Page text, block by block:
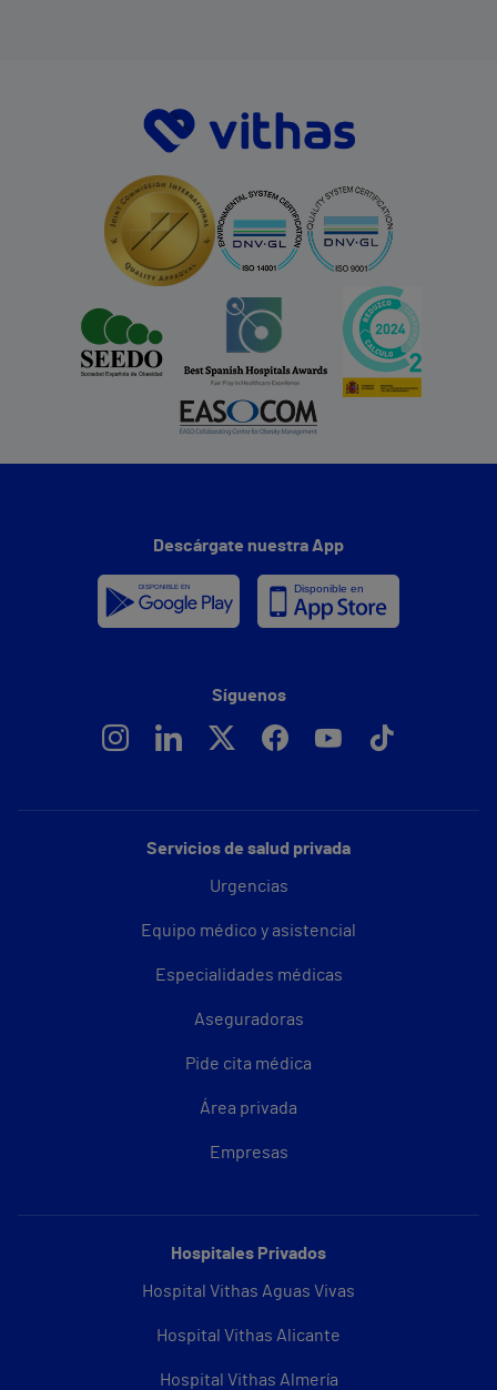
Servicios de salud privada
Urgencias
Equipo médico y asistencial
Especialidades médicas
Aseguradoras
Pide cita médica
Área privada
Empresas
Hospitales Privados
Hospital Vithas Aguas Vivas
Hospital Vithas Alicante
Hospital Vithas Almería
Descárgate nuestra App
Síguenos